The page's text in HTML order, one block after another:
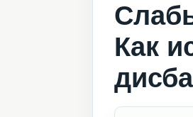
Как